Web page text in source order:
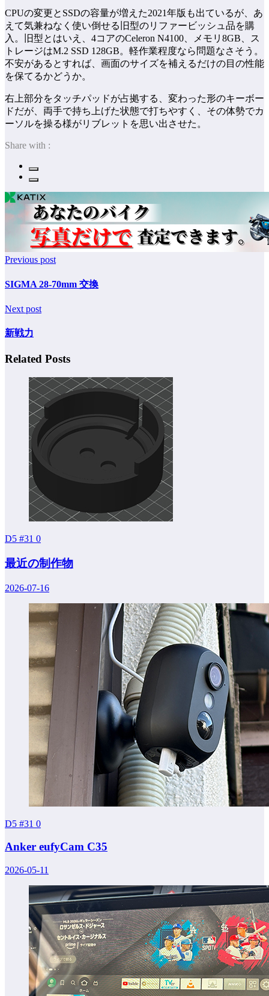
CPUの変更とSSDの容量が増えた2021年版も出ているが、あ
えて気兼ねなく使い倒せる旧型のリファービッシュ品を購
入。旧型とはいえ、4コアのCeleron N4100、メモリ8GB、ス
トレージはM.2 SSD 128GB。軽作業程度なら問題なさそう。
不安があるとすれば、画面のサイズを補えるだけの目の性能
を保てるかどうか。
右上部分をタッチパッドが占拠する、変わった形のキーボー
ドだが、両手で持ち上げた状態で打ちやすく、その体勢でカ
ーソルを操る様がリブレットを思い出させた。
Share with :
Previous post
SIGMA 28-70mm 交換
Next post
新戦力
Related Posts
D5 #31 0
最近の制作物
2026-07-16
D5 #31 0
Anker eufyCam C35
2026-05-11